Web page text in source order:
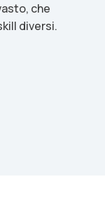
che
diversi.